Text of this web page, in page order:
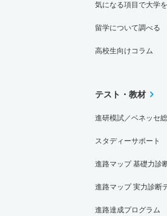
気になる項目で大学
留学について調べる
高校生向けコラム
テスト・教材
進研模試／ベネッセ
スタディーサポート
進路マップ 基礎力診
進路マップ 実力診断
進路達成プログラム